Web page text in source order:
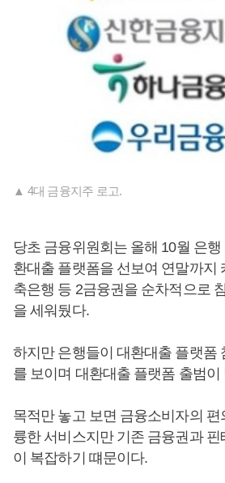
▲ 4대 금융지주 로고.
당초 금융위원회는 올해 10월 은행
환대출 플랫폼을 선보여 연말까지
축은행 등 2금융권을 순차적으로
을 세워뒀다.
하지만 은행들이 대환대출 플랫폼
를 보이며 대환대출 플랫폼 출범이
목적만 놓고 보면 금융소비자의
륭한 서비스지만 기존 금융권과 핀
이 복잡하기 떄문이다.